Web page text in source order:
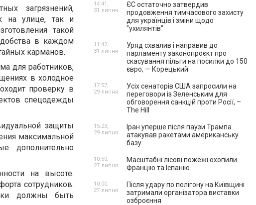
загрязнений,
на улице, так и
такой
в каждом
карманов.
для работников,
в холодное
проверку в
спецодежды
защиты
максимальной
дополнительно
на высоте.
сотрудников.
должны быть
ЄС остаточно затвердив
продовження тимчасового захисту
для українців і зміни щодо
"ухилянтів"
14:41,
31 липня
Уряд схвалив і направив до
парламенту законопроєкт про
скасування пільги на посилки до 150
євро, — Корецький
11:42,
31 липня
Усіх сенаторів США запросили на
переговори із Зеленським для
обговорення санкцій проти Росії, –
The Hill
17:57,
29 липня
Іран уперше після паузи Трампа
атакував ракетами американську
базу
15:23,
29 липня
Масштабні лісові пожежі охопили
Францію та Іспанію
10:50,
27 липня
Після удару по полігону на Київщині
затримали організатора виставки
озброєння
10:00,
27 липня